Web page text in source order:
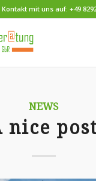
mit uns auf: +49
NEWS
nice